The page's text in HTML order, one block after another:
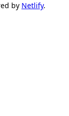
by Netlify.